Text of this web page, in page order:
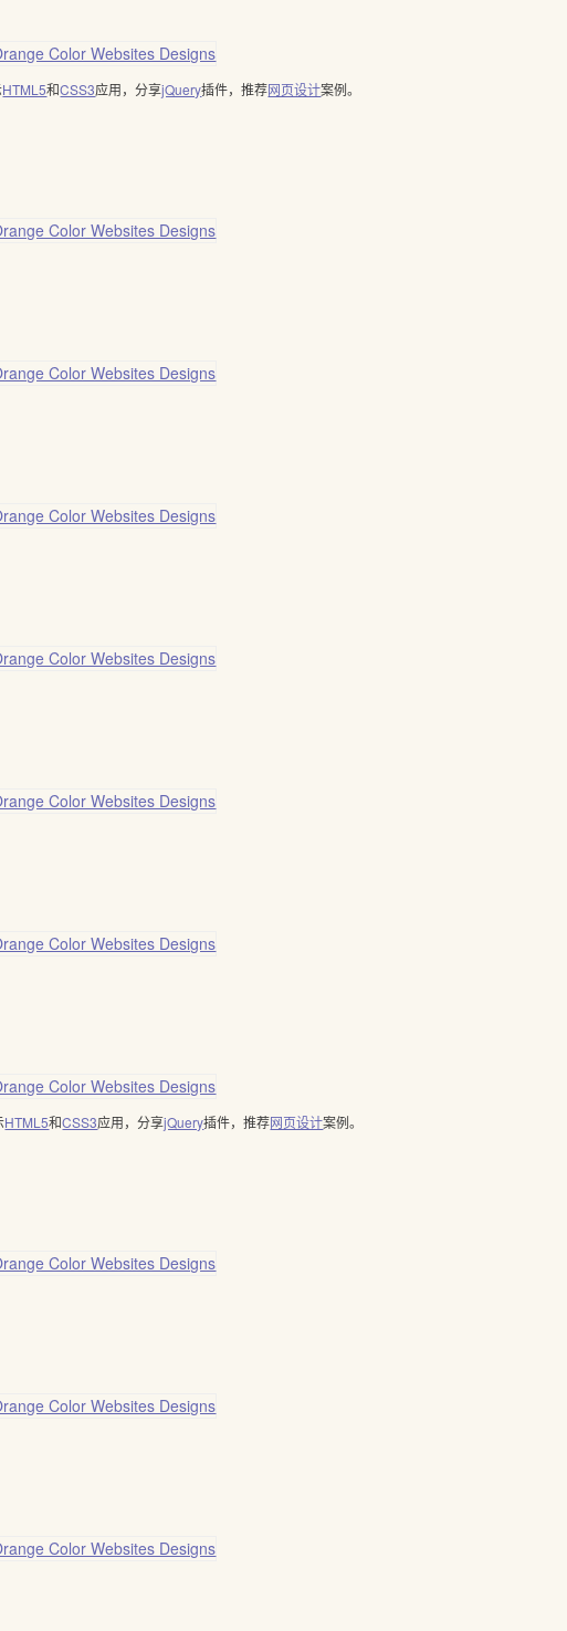
HTML5和CSS3应用，分享jQuery插件，推荐网页设计案例。
HTML5和CSS3应用，分享jQuery插件，推荐网页设计案例。